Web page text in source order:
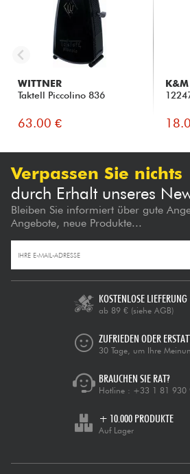
WITTNER
Taktell Piccolino 836
63.00 €
K&M
Verpassen Sie nichts
durch Erhalt unseres
Bleiben Sie informiert über gute
Angebote, neue Produkte...
KOSTENLOSE LIEFERUNG
ab 89 € (siehe AGB)
ZUFRIEDEN ODER
30 Tage, um Ihre
BRAUCHEN SIE RAT?
Hotline : +33 1 81 930
+ 10.000 PRODUKTE
Auf Lager